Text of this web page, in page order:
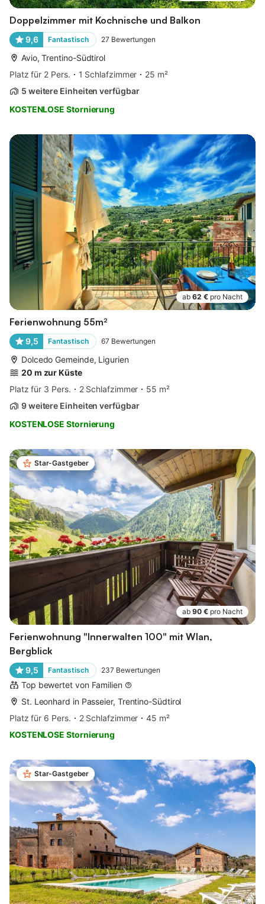
Doppelzimmer mit Kochnische und Balkon
9,6 Fantastisch 27 Bewertungen
Avio, Trentino-Südtirol
Platz für 2 Pers.
1 Schlafzimmer
25 m²
5 weitere Einheiten verfügbar
KOSTENLOSE Stornierung
ab 62 € pro Nacht
Ferienwohnung 55m²
9,5 Fantastisch 67 Bewertungen
Dolcedo Gemeinde, Ligurien
20 m zur Küste
Platz für 3 Pers.
2 Schlafzimmer
55 m²
9 weitere Einheiten verfügbar
KOSTENLOSE Stornierung
Star-Gastgeber
ab 90 € pro Nacht
Ferienwohnung "Innerwalten 100" mit Wlan,
Bergblick
9,5 Fantastisch 237 Bewertungen
Top bewertet von Familien
St. Leonhard in Passeier, Trentino-Südtirol
Platz für 6 Pers.
2 Schlafzimmer
45 m²
KOSTENLOSE Stornierung
Star-Gastgeber